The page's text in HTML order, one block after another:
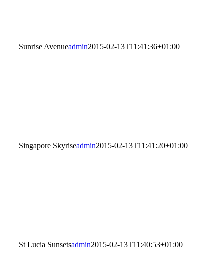
Sunrise Avenueadmin2015-02-13T11:41:36+01:00
Singapore Skyriseadmin2015-02-13T11:41:20+01:00
St Lucia Sunsetsadmin2015-02-13T11:40:53+01:00